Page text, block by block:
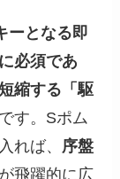
ーとなる即
必須であ
縮する「駆
す。Sポム
れば、 序盤
が飛躍的に広